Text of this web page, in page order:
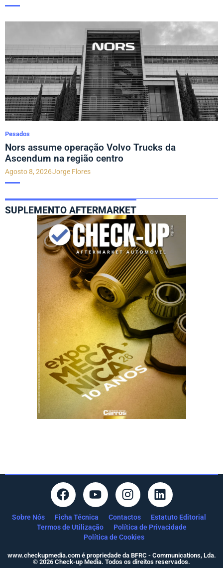
Pesados
Nors assume operação Volvo Trucks da
Ascendum na região centro
Agosto 8, 2026Jorge Flores
SUPLEMENTO AFTERMARKET
Sobre Nós Ficha Técnica Contactos
Estatuto Editorial
Termos de Utilização
Política de Privacidade
Política de Cookies
www.checkupmedia.com é propriedade da BFRC - Communications, Lda.
© 2026 Check-up Media. Todos os direitos reservados.